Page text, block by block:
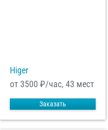
Higer
от 3500 ₽/час, 43 мест
Заказать